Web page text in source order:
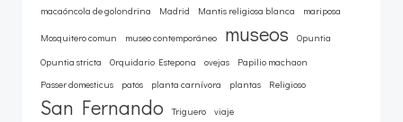
macaóncola de golondrina
Madrid Mantis religiosa blanca mariposa
Mosquitero comun museo contemporáneo museos
Opuntia
Opuntia stricta
Orquidario Estepona ovejas
Papilio machaon
Passer domesticus
patos planta carnívora plantas Religioso
San Fernando Triguero viaje